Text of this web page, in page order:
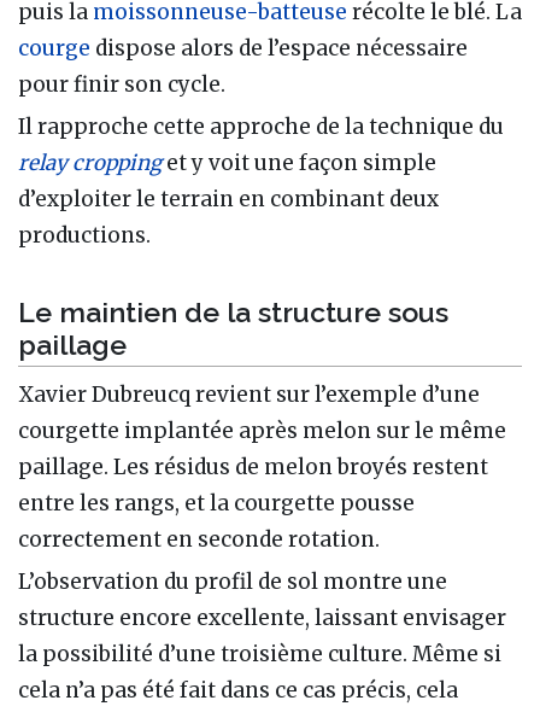
puis la moissonneuse-batteuse récolte le blé. La
courge dispose alors de l’espace nécessaire
pour finir son cycle.
Il rapproche cette approche de la technique du
relay croppinget y voit une façon simple
d’exploiter le terrain en combinant deux
productions.
Le maintien de la structure sous
paillage
Xavier Dubreucq revient sur l’exemple d’une
courgette implantée après melon sur le même
paillage. Les résidus de melon broyés restent
entre les rangs, et la courgette pousse
correctement en seconde rotation.
L’observation du profil de sol montre une
structure encore excellente, laissant envisager
la possibilité d’une troisième culture. Même si
cela n’a pas été fait dans ce cas précis, cela